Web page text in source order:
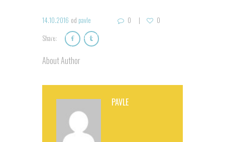
14.10.2016 od pavle 0 0
Media error: Format(s) not supported or source(s)
not found
Share:
About Author
PAVLE